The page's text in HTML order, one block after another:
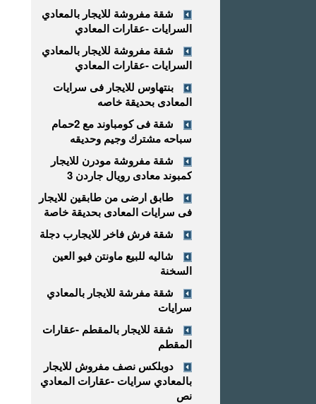
شقة مفروشة للايجار بالمعادي
السرايات -عقارات المعادي
شقة مفروشة للايجار بالمعادي
السرايات -عقارات المعادي
بنتهاوس للايجار فى سرايات
المعادى بحديقة خاصه
شقة فى كومباوند مع 2حمام
سباحه مشترك وجيم وحديقه
شقة مفروشة مودرن للايجار
كمبوند معادى رويال جاردن 3
طابق ارضى من طابقين للايجار
فى سرايات المعادى بحديقة خاصة
شقة فرش فاخر للايجارب دجلة
شاليه للبيع ماونتن فيو العين
السخنة
شقة مفرشة للايجار بالمعادي
سرايات
شقة للايجار بالمقطم -عقارات
المقطم
دوبلكس نصف مفروش للايجار
بالمعادي سرايات -عقارات المعادي
نص